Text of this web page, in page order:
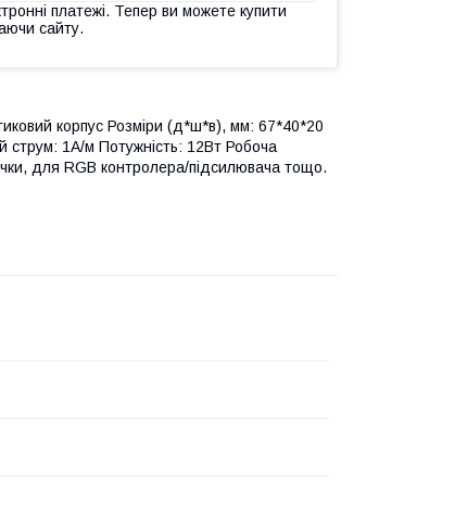
платежі. Тепер ви можете купити
сайту.
корпус Розміри (д*ш*в), мм: 67*40*20
струм: 1A/м Потужність: 12Вт Робоча
для RGB контролера/підсилювача тощо.